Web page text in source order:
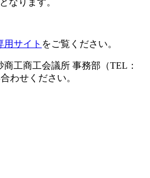
用サイト をご覧ください。
工商工会議所 事務部（TEL：
わせください。